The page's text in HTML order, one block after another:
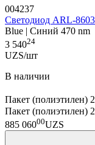
004237
Светодиод ARL-
Blue | Синий 470 nm
3 54024
UZS/шт
В наличии
Пакет (полиэтилен)
Пакет (полиэтилен)
885 06000UZS